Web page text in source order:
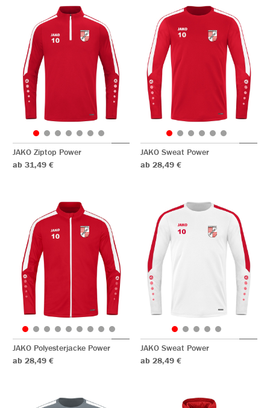
JAKO Ziptop Power
ab 31,49 €
JAKO Sweat Power
ab 28,49 €
JAKO Polyesterjacke Power
ab 28,49 €
JAKO Sweat Power
ab 28,49 €